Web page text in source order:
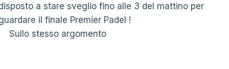
a stare sveglio fino alle 3 del mattino per
il finale Premier Padel !
Sullo stesso argomento